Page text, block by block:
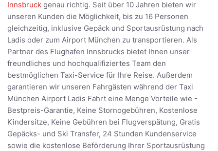
Innsbruck genau richtig. Seit über 10 Jahren bieten wir
unseren Kunden die Möglichkeit, bis zu 16 Personen
gleichzeitig, inklusive Gepäck und Sportausrüstung nach
Ladis oder zum Airport München zu transportieren. Als
Partner des Flughafen Innsbrucks bietet Ihnen unser
freundliches und hochqualifiziertes Team den
bestmöglichen Taxi-Service für Ihre Reise. Außerdem
garantieren wir unseren Fahrgästen während der Taxi
München Airport Ladis Fahrt eine Menge Vorteile wie -
Bestpreis-Garantie, Keine Stornogebühren, Kostenlose
Kindersitze, Keine Gebühren bei Flugverspätung, Gratis
Gepäcks- und Ski Transfer, 24 Stunden Kundenservice
sowie die kostenlose Beförderung Ihrer Sportausrüstung